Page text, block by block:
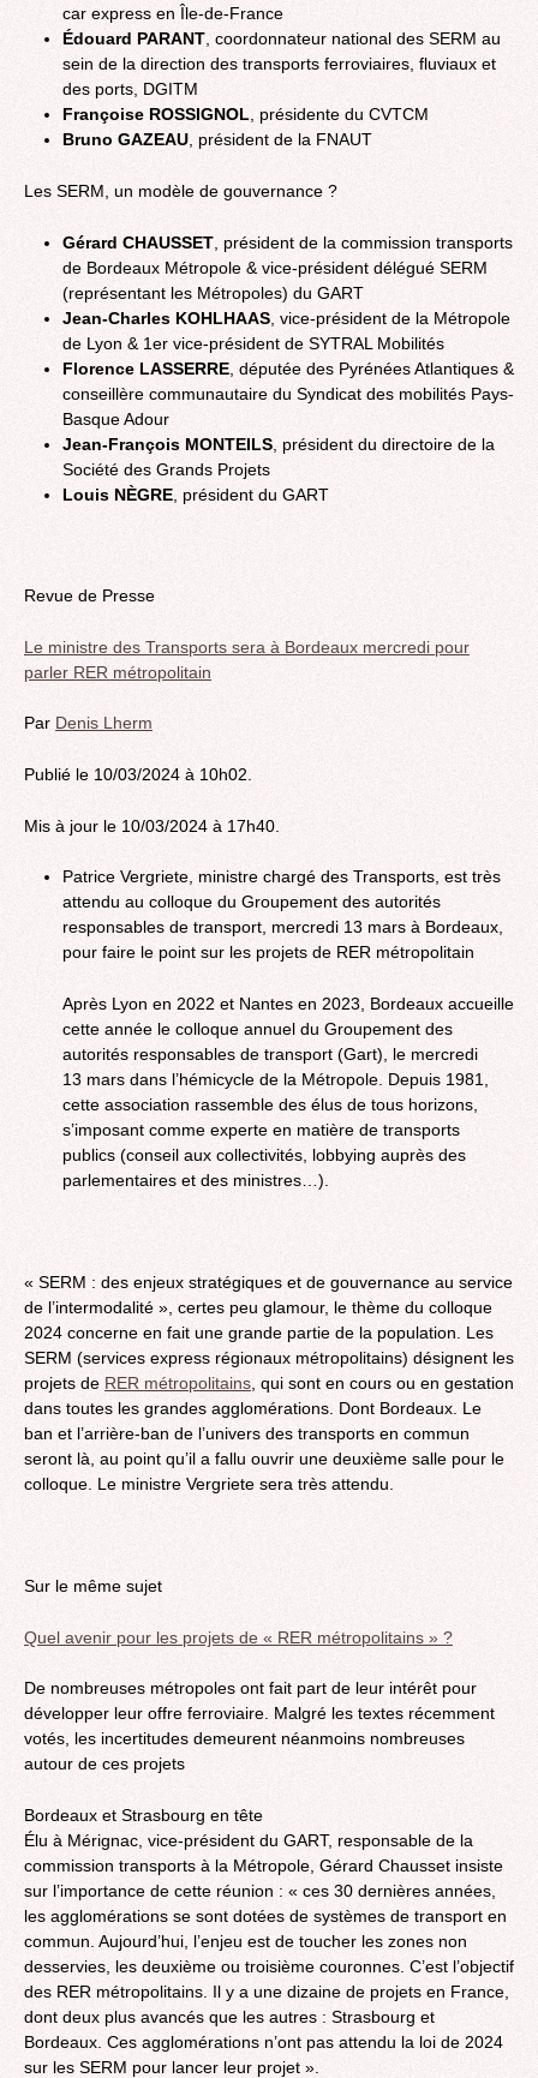
car express en Île-de-France
Édouard PARANT, coordonnateur national des SERM au
sein de la direction des transports ferroviaires, fluviaux et
des ports, DGITM
Françoise ROSSIGNOL, présidente du CVTCM
Bruno GAZEAU, président de la FNAUT
Les SERM, un modèle de gouvernance ?
Gérard CHAUSSET , président de la commission transports
de Bordeaux Métropole & vice-président délégué SERM
(représentant les Métropoles) du GART
Jean-Charles KOHLHAAS , vice-président de la Métropole
de Lyon & 1er vice-président de SYTRAL Mobilités
Florence LASSERRE , députée des Pyrénées Atlantiques &
conseillère communautaire du Syndicat des mobilités Pays-
Basque Adour
Jean-François MONTEILS , président du directoire de la
Société des Grands Projets
Louis NÈGRE , président du GART
Revue de Presse
Le ministre des Transports sera à Bordeaux mercredi pour
parler RER métropolitain
Par Denis Lherm
Publié le 10/03/2024 à 10h02.
Mis à jour le 10/03/2024 à 17h40.
Patrice Vergriete, ministre chargé des Transports, est très
attendu au colloque du Groupement des autorités
responsables de transport, mercredi 13 mars à Bordeaux,
pour faire le point sur les projets de RER métropolitain
Après Lyon en 2022 et Nantes en 2023, Bordeaux accueille
cette année le colloque annuel du Groupement des
autorités responsables de transport (Gart), le mercredi
13 mars dans l’hémicycle de la Métropole. Depuis 1981,
cette association rassemble des élus de tous horizons,
s’imposant comme experte en matière de transports
publics (conseil aux collectivités, lobbying auprès des
parlementaires et des ministres…).
« SERM : des enjeux stratégiques et de gouvernance au service
de l’intermodalité », certes peu glamour, le thème du colloque
2024 concerne en fait une grande partie de la population. Les
SERM (services express régionaux métropolitains) désignent les
projets de RER métropolitains , qui sont en cours ou en gestation
dans toutes les grandes agglomérations. Dont Bordeaux. Le
ban et l’arrière-ban de l’univers des transports en commun
seront là, au point qu’il a fallu ouvrir une deuxième salle pour le
colloque. Le ministre Vergriete sera très attendu.
Sur le même sujet
Quel avenir pour les projets de « RER métropolitains » ?
De nombreuses métropoles ont fait part de leur intérêt pour
développer leur offre ferroviaire. Malgré les textes récemment
votés, les incertitudes demeurent néanmoins nombreuses
autour de ces projets
Bordeaux et Strasbourg en tête
Élu à Mérignac, vice-président du GART, responsable de la
commission transports à la Métropole, Gérard Chausset insiste
sur l’importance de cette réunion : « ces 30 dernières années,
les agglomérations se sont dotées de systèmes de transport en
commun. Aujourd’hui, l’enjeu est de toucher les zones non
desservies, les deuxième ou troisième couronnes. C’est l’objectif
des RER métropolitains. Il y a une dizaine de projets en France,
dont deux plus avancés que les autres : Strasbourg et
Bordeaux. Ces agglomérations n’ont pas attendu la loi de 2024
sur les SERM pour lancer leur projet ».